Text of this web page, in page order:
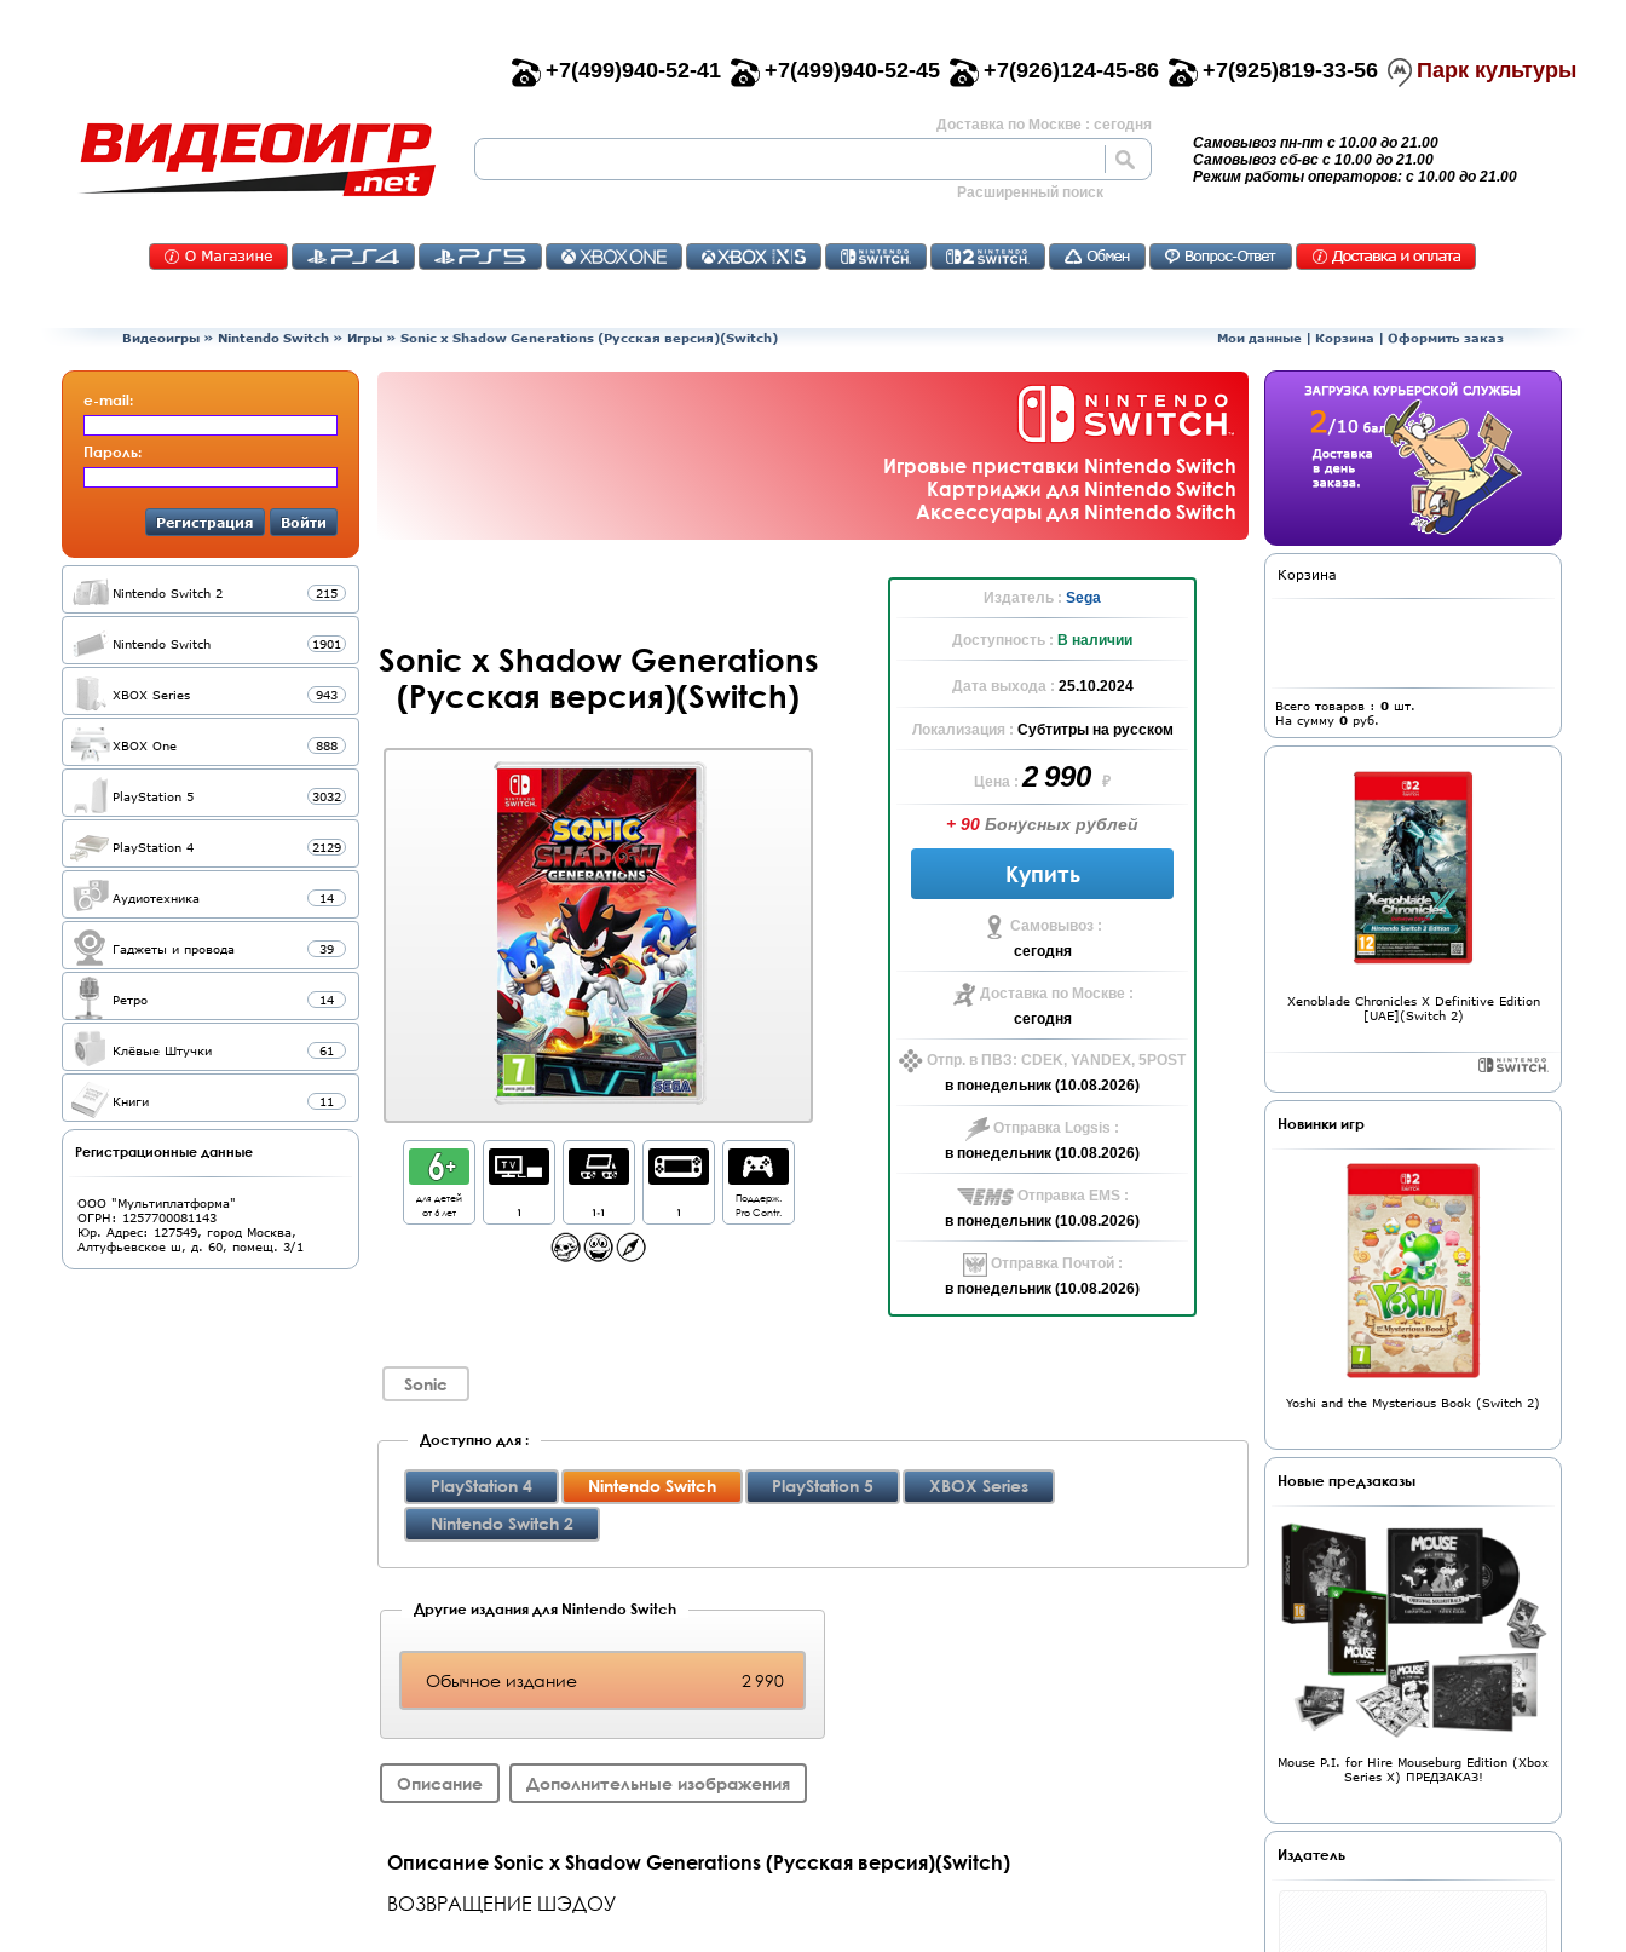
+7(499)940-52-41 +7(499)940-52-45 +7(926)124-45-86 +7(925)819-33-56 Парк культуры
Доставка по Москве : сегодня
Расширенный поиск
Самовывоз пн-пт с 10.00 до 21.00
Самовывоз сб-вс с 10.00 до 21.00
Режим работы операторов: с 10.00 до 21.00
Видеоигры » Nintendo Switch » Игры » Sonic x Shadow Generations (Русская версия)(Switch) Мои данные | Корзина | Оформить заказ
e-mail:
Пароль:
Регистрация Войти
Nintendo Switch 2 215
Nintendo Switch 1901
XBOX Series 943
XBOX One 888
PlayStation 5 3032
PlayStation 4 2129
Аудиотехника 14
Гаджеты и провода 39
Ретро 14
Клёвые Штучки 61
Книги 11
Регистрационные данные
ООО "Мультиплатформа"
ОГРН: 1257700081143
Юр. Адрес: 127549, город Москва,
Алтуфьевское ш, д. 60, помещ. 3/1
Игровые приставки Nintendo Switch
Картриджи для Nintendo Switch
Аксессуары для Nintendo Switch
Sonic x Shadow Generations
(Русская версия)(Switch)
для детей
от 6 лет
1 1-1 1
Поддерж.
Pro Contr.
Издатель : Sega
Доступность : В наличии
Дата выхода : 25.10.2024
Локализация : Субтитры на русском
Цена :2 990 ₽
+ 90 Бонусных рублей
Купить
Самовывоз :
сегодня
Доставка по Москве :
сегодня
Отпр. в ПВЗ: CDEK, YANDEX, 5POST
в понедельник (10.08.2026)
Отправка Logsis :
в понедельник (10.08.2026)
Отправка EMS :
в понедельник (10.08.2026)
Отправка Почтой :
в понедельник (10.08.2026)
Sonic
Доступно для :
PlayStation 4 Nintendo Switch PlayStation 5
XBOX Series
Nintendo Switch 2
Другие издания для Nintendo Switch
Обычное издание 2 990
Описание Дополнительные изображения
Описание Sonic x Shadow Generations (Русская версия)(Switch)
ВОЗВРАЩЕНИЕ ШЭДОУ
Корзина
Всего товаров : 0 шт.
На сумму 0 руб.
Xenoblade Chronicles X Definitive Edition
[UAE](Switch 2)
Новинки игр
Yoshi and the Mysterious Book (Switch 2)
Новые предзаказы
Mouse P.I. for Hire Mouseburg Edition (Xbox
Series X) ПРЕДЗАКАЗ!
Издатель